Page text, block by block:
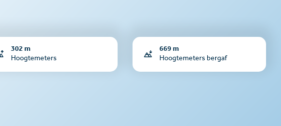
302 m
Hoogtemeters
669 m
Hoogtemeters bergaf